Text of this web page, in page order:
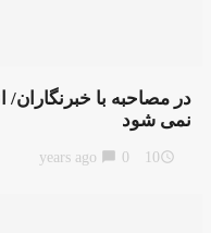
در مصاحبه با خبرنگاران/
نمی شود
access_time
10 years ago
chat_bubble